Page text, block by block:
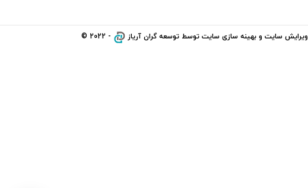
ویرایش سایت و بهینه سازی سایت توسط توسعه گران آریاز - 2022 ©